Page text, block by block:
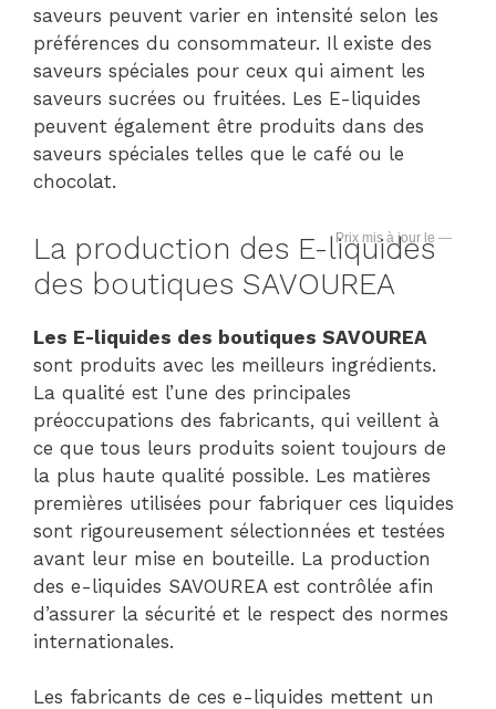
saveurs peuvent varier en intensité selon les
préférences du consommateur. Il existe des
saveurs spéciales pour ceux qui aiment les
saveurs sucrées ou fruitées. Les E-liquides
peuvent également être produits dans des
saveurs spéciales telles que le café ou le
chocolat.
—
La production des E-liquides
des boutiques SAVOUREA
Les E-liquides des boutiques SAVOUREA
sont produits avec les meilleurs ingrédients.
La qualité est l’une des principales
préoccupations des fabricants, qui veillent à
ce que tous leurs produits soient toujours de
la plus haute qualité possible. Les matières
premières utilisées pour fabriquer ces liquides
sont rigoureusement sélectionnées et testées
avant leur mise en bouteille. La production
des e-liquides SAVOUREA est contrôlée afin
d’assurer la sécurité et le respect des normes
internationales.
Les fabricants de ces e-liquides mettent un